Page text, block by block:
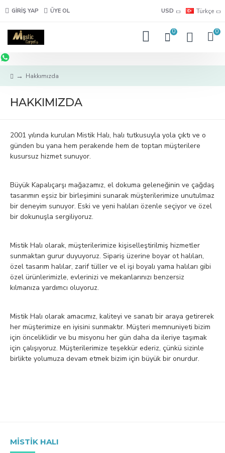
GIRIŞ YAP ÜYE OL USD Türkçe
0 0
Hakkımızda
HAKKIMIZDA
2001 yılında kurulan Mistik Halı, halı tutkusuyla yola çıktı ve o
günden bu yana hem perakende hem de toptan müşterilere
kusursuz hizmet sunuyor.
Büyük Kapalıçarşı mağazamız, el dokuma geleneğinin ve çağdaş
tasarımın eşsiz bir birleşimini sunarak müşterilerimize unutulmaz
bir deneyim sunuyor. Eski ve yeni halıları özenle seçiyor ve özel
bir dokunuşla sergiliyoruz.
Mistik Halı olarak, müşterilerimize kişiselleştirilmiş hizmetler
sunmaktan gurur duyuyoruz. Sipariş üzerine boyar ot halıları,
özel tasarım halılar, zarif tüller ve el işi boyalı yama halıları gibi
özel ürünlerimizle, evlerinizi ve mekanlarınızı benzersiz
kılmanıza yardımcı oluyoruz.
Mistik Halı olarak amacımız, kaliteyi ve sanatı bir araya getirerek
her müşterimize en iyisini sunmaktır. Müşteri memnuniyeti bizim
için önceliklidir ve bu misyonu her gün daha da ileriye taşımak
için çalışıyoruz. Müşterilerimize teşekkür ederiz, çünkü sizinle
birlikte yolumuza devam etmek bizim için büyük bir onurdur.
MISTIK HALI